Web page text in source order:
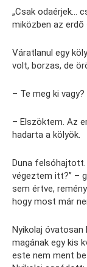
„Csak odaérjek…
miközben az
Váratlanul egy
volt, borzas, de
– Te meg ki
– Elszöktem. Az
hadarta a kölyök.
Duna felsóhajtott.
végeztem itt?” –
sem értve,
hogy most már
Nyikolaj
magának egy kis
este nem ment